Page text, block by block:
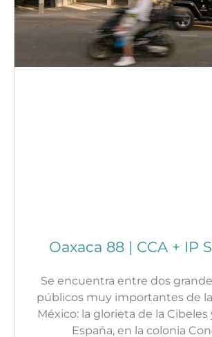
Oaxaca 88 | CCA + IP
Se encuentra entre dos
públicos muy importantes de
México: la glorieta de la
España, en la colonia